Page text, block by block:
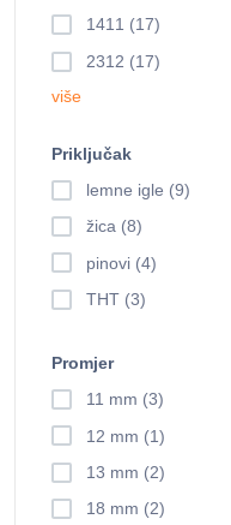
1411 (17)
2312 (17)
više
Priključak
lemne igle (9)
žica (8)
pinovi (4)
THT (3)
Promjer
11 mm (3)
12 mm (1)
13 mm (2)
18 mm (2)